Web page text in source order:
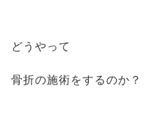
どうやって
骨折の施術をするのか？